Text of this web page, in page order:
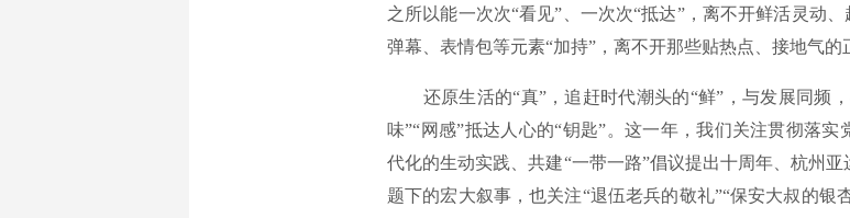
之所以能一次次“看见”、一次次“抵达”，离不开鲜活灵动
弹幕、表情包等元素“加持”，离不开那些贴热点、接地气的
还原生活的“真”，追赶时代潮头的“鲜”，与发展同频，
味”“网感”抵达人心的“钥匙”。这一年，我们关注贯彻落
代化的生动实践、共建“一带一路”倡议提出十周年、杭州
题下的宏大叙事，也关注“退伍老兵的敬礼”“保安大叔的银